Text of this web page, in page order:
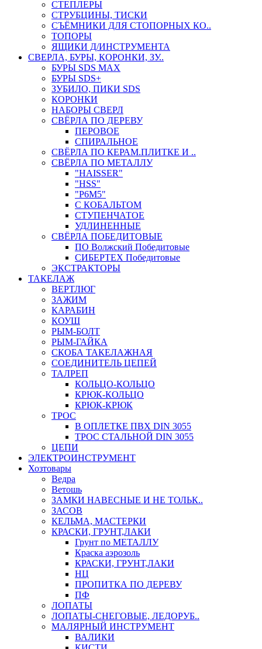
СТЕПЛЕРЫ
СТРУБЦИНЫ, ТИСКИ
СЪЁМНИКИ ДЛЯ СТОПОРНЫХ КО..
ТОПОРЫ
ЯЩИКИ Д/ИНСТРУМЕНТА
СВЕРЛА, БУРЫ, КОРОНКИ, ЗУ..
БУРЫ SDS MAX
БУРЫ SDS+
ЗУБИЛО, ПИКИ SDS
КОРОНКИ
НАБОРЫ СВЕРЛ
СВЁРЛА ПО ДЕРЕВУ
ПЕРОВОЕ
СПИРАЛЬНОЕ
СВЁРЛА ПО КЕРАМ.ПЛИТКЕ И ..
СВЁРЛА ПО МЕТАЛЛУ
"HAISSER"
"HSS"
"Р6М5"
С КОБАЛЬТОМ
СТУПЕНЧАТОЕ
УДЛИНЕННЫЕ
СВЁРЛА ПОБЕДИТОВЫЕ
ПО Волжский Победитовые
СИБЕРТЕХ Победитовые
ЭКСТРАКТОРЫ
ТАКЕЛАЖ
ВЕРТЛЮГ
ЗАЖИМ
КАРАБИН
КОУШ
РЫМ-БОЛТ
РЫМ-ГАЙКА
СКОБА ТАКЕЛАЖНАЯ
СОЕДИНИТЕЛЬ ЦЕПЕЙ
ТАЛРЕП
КОЛЬЦО-КОЛЬЦО
КРЮК-КОЛЬЦО
КРЮК-КРЮК
ТРОС
В ОПЛЕТКЕ ПВХ DIN 3055
ТРОС СТАЛЬНОЙ DIN 3055
ЦЕПИ
ЭЛЕКТРОИНСТРУМЕНТ
Хозтовары
Ведра
Ветошь
ЗАМКИ НАВЕСНЫЕ И НЕ ТОЛЬК..
ЗАСОВ
КЕЛЬМА, МАСТЕРКИ
КРАСКИ, ГРУНТ,ЛАКИ
Грунт по МЕТАЛЛУ
Краска аэрозоль
КРАСКИ, ГРУНТ,ЛАКИ
НЦ
ПРОПИТКА ПО ДЕРЕВУ
ПФ
ЛОПАТЫ
ЛОПАТЫ-СНЕГОВЫЕ, ЛЕДОРУБ..
МАЛЯРНЫЙ ИНСТРУМЕНТ
ВАЛИКИ